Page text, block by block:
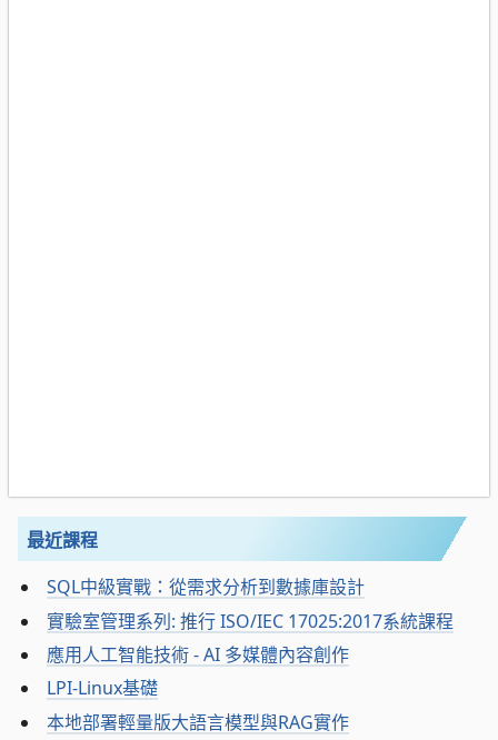
最近課程
SQL中級實戰：從需求分析到數據庫設計
實驗室管理系列: 推行 ISO/IEC 17025:2017系統課程
應用人工智能技術 - AI 多媒體內容創作
LPI-Linux基礎
本地部署輕量版大語言模型與RAG實作